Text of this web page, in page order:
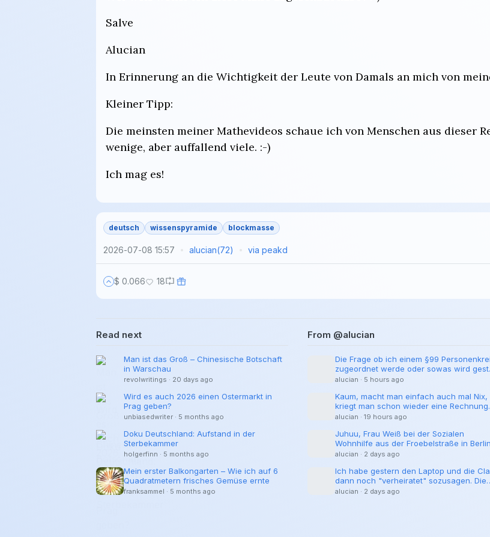
Salve
Alucian
In Erinnerung an die Wichtigkeit der Leute von Damals an mich von
Kleiner Tipp:
Die meinsten meiner Mathevideos schaue ich von Menschen aus dieser
wenige, aber auffallend viele. :-)
Ich mag es!
deutsch wissenspyramide blockmasse
2026-07-08 15:57 alucian(72) via peakd
$ 0.066 18
Read next
Man ist das Groß – Chinesische Botschaft
in Warschau
revolwritings · 20 days ago
Wird es auch 2026 einen Ostermarkt in
Prag geben?
unbiasedwriter · 5 months ago
Doku Deutschland: Aufstand in der
Sterbekammer
holgerfinn · 5 months ago
Mein erster Balkongarten – Wie ich auf 6
Quadratmetern frisches Gemüse ernte
franksammel · 5 months ago
From @alucian
Die Frage ob ich einem §99
zugeordnet werde oder sowas wird
per Terminierung ich angezeigt wegen
werds ned, sag ma bei uns. :-)
alucian · 5 hours ago
Kaum, macht man einfach auch mal Nix,
kriegt man schon wieder eine Rechnung.
Kriminalisierungsbeitrag.
alucian · 19 hours ago
Juhuu, Frau Weiß bei der Sozialen
Wohnhilfe aus der Froebelstraße in Berlin
ist Super. Sie macht das sehr Flott, ohne
Traeger.
alucian · 2 days ago
Ich habe gestern den Laptop und die
dann noch "verheiratet" sozusagen. Die
kennen sich jetzt. Was ein Staatsakt das
alucian · 2 days ago